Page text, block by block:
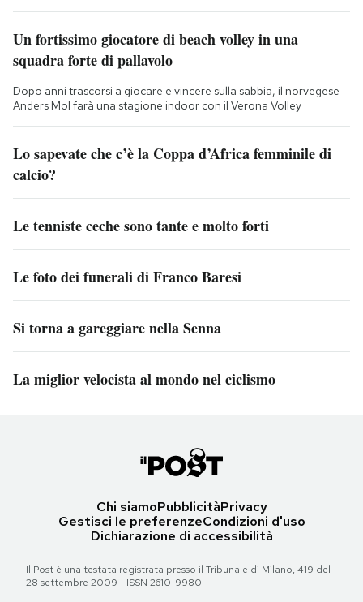
Un fortissimo giocatore di beach volley in una
squadra forte di pallavolo
Dopo anni trascorsi a giocare e vincere sulla sabbia, il norvegese
Anders Mol farà una stagione indoor con il Verona Volley
Lo sapevate che c’è la Coppa d’Africa femminile di
calcio?
Le tenniste ceche sono tante e molto forti
Le foto dei funerali di Franco Baresi
Si torna a gareggiare nella Senna
La miglior velocista al mondo nel ciclismo
Chi siamoPubblicitàPrivacy
Gestisci le preferenzeCondizioni d'uso
Dichiarazione di accessibilità
Il Post è una testata registrata presso il Tribunale di Milano, 419 del
28 settembre 2009 - ISSN 2610-9980